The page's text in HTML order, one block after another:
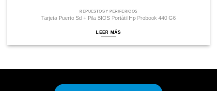
REPUESTOS Y PERIFÉRICOS
Tarjeta Puerto Sd + Pila BIOS Portátil Hp Probook 440 G6
LEER MÁS